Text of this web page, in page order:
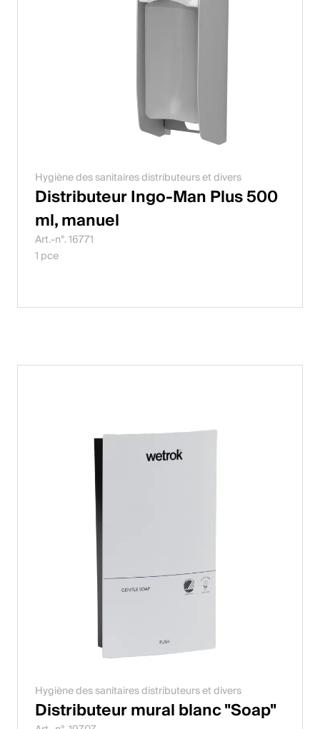
Hygiène des sanitaires distributeurs et divers
Distributeur Ingo-Man Plus 500
ml, manuel
Art.-n°. 16771
1 pce
Hygiène des sanitaires distributeurs et divers
Distributeur mural blanc "Soap"